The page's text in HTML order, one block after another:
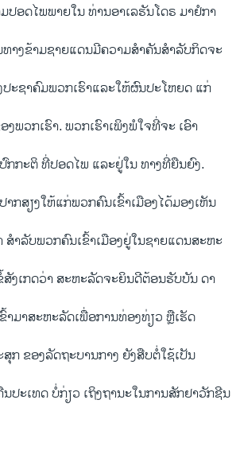
ປອດໄພພາຍໃນ ທ່ານອາເລຮັນໂດຣ ມາຢໍກາ
ທາງຂ້າມຊາຍແດນມີຄວາມສຳຄັນສຳລັບກິດຈະ
ະຊາຄົມພວກເຮົາແລະໃຫ້ຜົນປະໂຫຍດ ແກ່
ພວກເຮົາ. ພວກເຮົາເພິງພໍໃຈທີ່ຈະ ເອົາ
ກກະຕິ ທີ່ປອດໄພ ແລະຢູ່ໃນ ທາງທີ່ຍືນຍົງ.
ກສຽງໃຫ້ແກ່ພວກຄົນເຂົ້າເມືອງໄດ້ມອງເຫັນ
ຳລັບພວກຄົນເຂົ້າເມືອງຢູ່ໃນຊາຍແດນສະຫະ
ສັງເກດວ່າ ສະຫະລັດຈະຍິນດີຕ້ອນຮັບບັນ ດາ
າມາສະຫະລັດເພື່ອການທ່ອງທ່ຽວ ຫຼືເຮັດ
ກ ຂອງລັດຖະບານກາງ ຍັງສືບຕໍ່ໃຊ້ເປັນ
ປະເທດ ບໍ່ກ່ຽວ ເຖິງຖານະໃນການສັກຢາວັກຊີນ